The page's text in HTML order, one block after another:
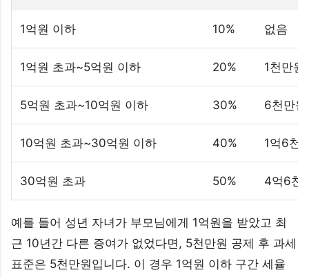
1억원 이하 10% 없음
1억원 초과~5억원 이하 20% 1천만원
5억원 초과~10억원 이하 30% 6천만원
10억원 초과~30억원 이하 40% 1억6천
30억원 초과 50% 4억6천
예를 들어 성년 자녀가 부모님에게 1억원을 받았고 최
근 10년간 다른 증여가 없었다면, 5천만원 공제 후 과세
표준은 5천만원입니다. 이 경우 1억원 이하 구간 세율